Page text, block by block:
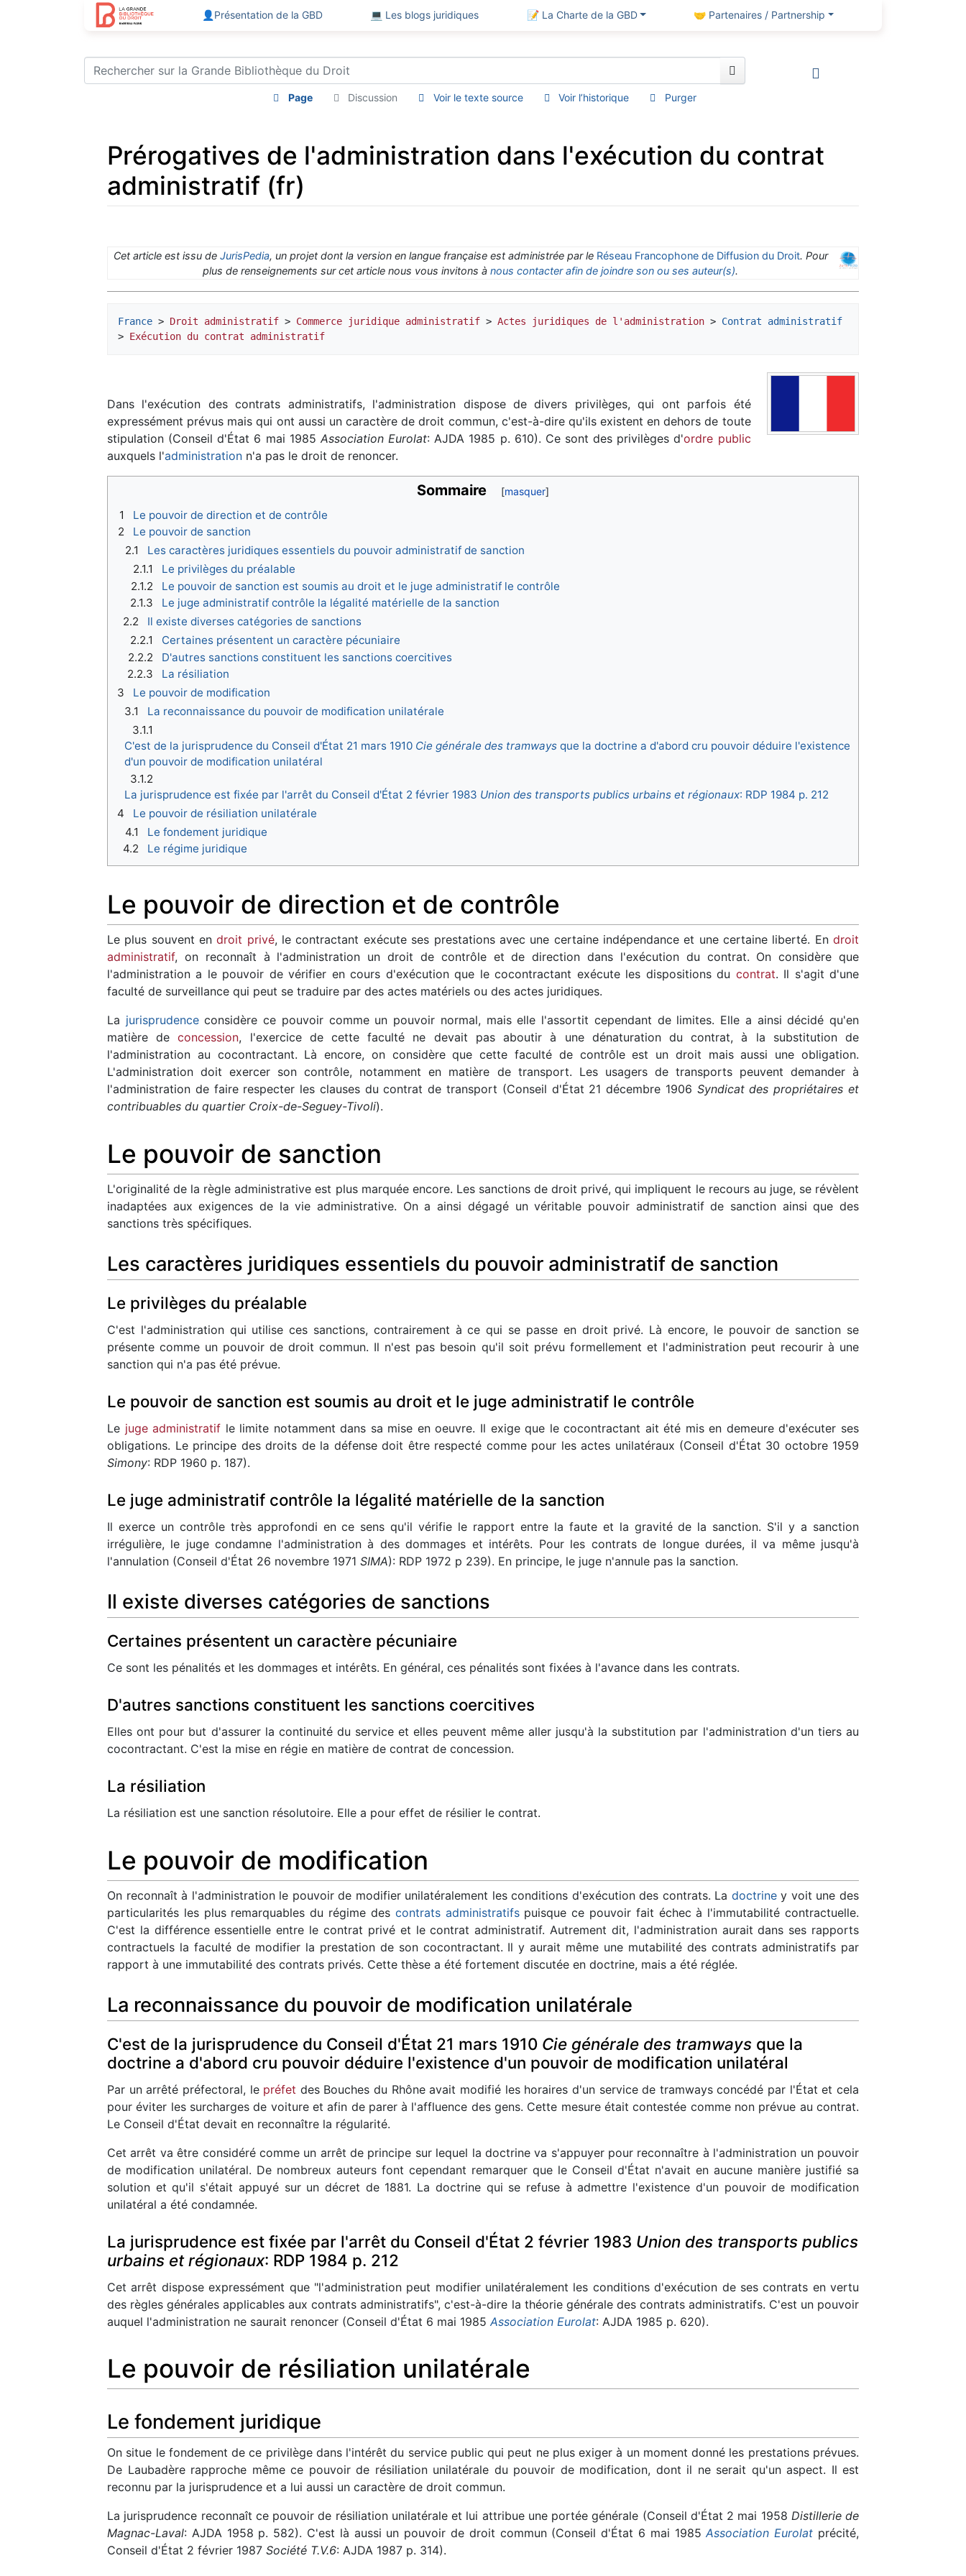
👤Présentation de la GBD 💻 Les blogs juridiques 📝 La Charte de la GBD 🤝 Partenaires / Partnership
Page Discussion Voir le texte source Voir l’historique Purger
Prérogatives de l'administration dans l'exécution du contrat
administratif (fr)
Cet article est issu de JurisPedia, un projet dont la version en langue française est administrée par le Réseau Francophone de Diffusion du Droit. Pour
plus de renseignements sur cet article nous vous invitons à nous contacter afin de joindre son ou ses auteur(s).
France > Droit administratif > Commerce juridique administratif > Actes juridiques de l'administration > Contrat administratif
> Exécution du contrat administratif
Dans l'exécution des contrats administratifs, l'administration dispose de divers privilèges, qui ont parfois été
expressément prévus mais qui ont aussi un caractère de droit commun, c'est-à-dire qu'ils existent en dehors de toute
stipulation (Conseil d'État 6 mai 1985 Association Eurolat: AJDA 1985 p. 610). Ce sont des privilèges d'ordre public
auxquels l'administration n'a pas le droit de renoncer.
Sommaire
1
Le pouvoir de direction et de contrôle
2
Le pouvoir de sanction
2.1
Les caractères juridiques essentiels du pouvoir administratif de sanction
2.1.1
Le privilèges du préalable
2.1.2
Le pouvoir de sanction est soumis au droit et le juge administratif le contrôle
2.1.3
Le juge administratif contrôle la légalité matérielle de la sanction
2.2
Il existe diverses catégories de sanctions
2.2.1
Certaines présentent un caractère pécuniaire
2.2.2
D'autres sanctions constituent les sanctions coercitives
2.2.3
La résiliation
3
Le pouvoir de modification
3.1
La reconnaissance du pouvoir de modification unilatérale
3.1.1
C'est de la jurisprudence du Conseil d'État 21 mars 1910 Cie générale des tramways que la doctrine a d'abord cru pouvoir déduire l'existence
d'un pouvoir de modification unilatéral
3.1.2
La jurisprudence est fixée par l'arrêt du Conseil d'État 2 février 1983 Union des transports publics urbains et régionaux: RDP 1984 p. 212
4
Le pouvoir de résiliation unilatérale
4.1
Le fondement juridique
4.2
Le régime juridique
Le pouvoir de direction et de contrôle
Le plus souvent endroit privé, le contractant exécute ses prestations avec une certaine indépendance et une certaine liberté. Endroit
administratif, on reconnaît à l'administration un droit de contrôle et de direction dans l'exécution du contrat. On considère que
l'administration a le pouvoir de vérifier en cours d'exécution que le cocontractant exécute les dispositions du contrat. Il s'agit d'une
faculté de surveillance qui peut se traduire par des actes matériels ou des actes juridiques.
La jurisprudenceconsidère ce pouvoir comme un pouvoir normal, mais elle l'assortit cependant de limites. Elle a ainsi décidé qu'en
matière deconcession, l'exercice de cette faculté ne devait pas aboutir à une dénaturation du contrat, à la substitution de
l'administration au cocontractant. Là encore, on considère que cette faculté de contrôle est un droit mais aussi une obligation.
L'administration doit exercer son contrôle, notamment en matière de transport. Les usagers de transports peuvent demander à
l'administration de faire respecter les clauses du contrat de transport (Conseil d'État 21 décembre 1906 Syndicat des propriétaires et
contribuables du quartier Croix-de-Seguey-Tivoli).
Le pouvoir de sanction
L'originalité de la règle administrative est plus marquée encore. Les sanctions de droit privé, qui impliquent le recours au juge, se révèlent
inadaptées aux exigences de la vie administrative. On a ainsi dégagé un véritable pouvoir administratif de sanction ainsi que des
sanctions très spécifiques.
Les caractères juridiques essentiels du pouvoir administratif de sanction
Le privilèges du préalable
C'est l'administration qui utilise ces sanctions, contrairement à ce qui se passe en droit privé. Là encore, le pouvoir de sanction se
présente comme un pouvoir de droit commun. Il n'est pas besoin qu'il soit prévu formellement et l'administration peut recourir à une
sanction qui n'a pas été prévue.
Le pouvoir de sanction est soumis au droit et le juge administratif le contrôle
Le juge administratif le limite notamment dans sa mise en oeuvre. Il exige que le cocontractant ait été mis en demeure d'exécuter ses
obligations. Le principe des droits de la défense doit être respecté comme pour les actes unilatéraux (Conseil d'État 30 octobre 1959
Simony: RDP 1960 p. 187).
Le juge administratif contrôle la légalité matérielle de la sanction
Il exerce un contrôle très approfondi en ce sens qu'il vérifie le rapport entre la faute et la gravité de la sanction. S'il y a sanction
irrégulière, le juge condamne l'administration à des dommages et intérêts. Pour les contrats de longue durées, il va même jusqu'à
l'annulation (Conseil d'État 26 novembre 1971 SIMA): RDP 1972 p 239). En principe, le juge n'annule pas la sanction.
Il existe diverses catégories de sanctions
Certaines présentent un caractère pécuniaire
Ce sont les pénalités et les dommages et intérêts. En général, ces pénalités sont fixées à l'avance dans les contrats.
D'autres sanctions constituent les sanctions coercitives
Elles ont pour but d'assurer la continuité du service et elles peuvent même aller jusqu'à la substitution par l'administration d'un tiers au
cocontractant. C'est la mise en régie en matière de contrat de concession.
La résiliation
La résiliation est une sanction résolutoire. Elle a pour effet de résilier le contrat.
Le pouvoir de modification
On reconnaît à l'administration le pouvoir de modifier unilatéralement les conditions d'exécution des contrats. La doctriney voit une des
particularités les plus remarquables du régime des contrats administratifspuisque ce pouvoir fait échec à l'immutabilité contractuelle.
C'est la différence essentielle entre le contrat privé et le contrat administratif. Autrement dit, l'administration aurait dans ses rapports
contractuels la faculté de modifier la prestation de son cocontractant. Il y aurait même une mutabilité des contrats administratifs par
rapport à une immutabilité des contrats privés. Cette thèse a été fortement discutée en doctrine, mais a été réglée.
La reconnaissance du pouvoir de modification unilatérale
C'est de la jurisprudence du Conseil d'État 21 mars 1910 Cie générale des tramways que la
doctrine a d'abord cru pouvoir déduire l'existence d'un pouvoir de modification unilatéral
Par un arrêté préfectoral, le préfet des Bouches du Rhône avait modifié les horaires d'un service de tramways concédé par l'État et cela
pour éviter les surcharges de voiture et afin de parer à l'affluence des gens. Cette mesure était contestée comme non prévue au contrat.
Le Conseil d'État devait en reconnaître la régularité.
Cet arrêt va être considéré comme un arrêt de principe sur lequel la doctrine va s'appuyer pour reconnaître à l'administration un pouvoir
de modification unilatéral. De nombreux auteurs font cependant remarquer que le Conseil d'État n'avait en aucune manière justifié sa
solution et qu'il s'était appuyé sur un décret de 1881. La doctrine qui se refuse à admettre l'existence d'un pouvoir de modification
unilatéral a été condamnée.
La jurisprudence est fixée par l'arrêt du Conseil d'État 2 février 1983 Union des transports publics
urbains et régionaux: RDP 1984 p. 212
Cet arrêt dispose expressément que "l'administration peut modifier unilatéralement les conditions d'exécution de ses contrats en vertu
des règles générales applicables aux contrats administratifs", c'est-à-dire la théorie générale des contrats administratifs. C'est un pouvoir
auquel l'administration ne saurait renoncer (Conseil d'État 6 mai 1985 Association Eurolat: AJDA 1985 p. 620).
Le pouvoir de résiliation unilatérale
Le fondement juridique
On situe le fondement de ce privilège dans l'intérêt du service public qui peut ne plus exiger à un moment donné les prestations prévues.
De Laubadère rapproche même ce pouvoir de résiliation unilatérale du pouvoir de modification, dont il ne serait qu'un aspect. Il est
reconnu par la jurisprudence et a lui aussi un caractère de droit commun.
La jurisprudence reconnaît ce pouvoir de résiliation unilatérale et lui attribue une portée générale (Conseil d'État 2 mai 1958 Distillerie de
Magnac-Laval: AJDA 1958 p. 582). C'est là aussi un pouvoir de droit commun (Conseil d'État 6 mai 1985Association Eurolat précité,
Conseil d'État 2 février 1987 Société T.V.6: AJDA 1987 p. 314).